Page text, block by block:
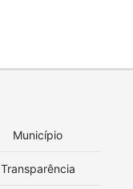
Município
Transparência